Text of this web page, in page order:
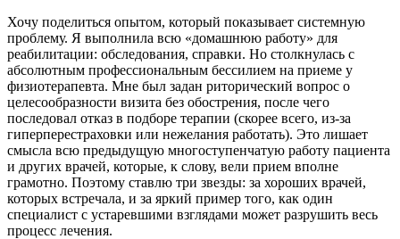
Хочу поделиться опытом, который показывает системную
проблему. Я выполнила всю «домашнюю работу» для
реабилитации: обследования, справки. Но столкнулась с
абсолютным профессиональным бессилием на приеме у
физиотерапевта. Мне был задан риторический вопрос о
целесообразности визита без обострения, после чего
последовал отказ в подборе терапии (скорее всего, из-за
гиперперестраховки или нежелания работать). Это лишает
смысла всю предыдущую многоступенчатую работу пациента
и других врачей, которые, к слову, вели прием вполне
грамотно. Поэтому ставлю три звезды: за хороших врачей,
которых встречала, и за яркий пример того, как один
специалист с устаревшими взглядами может разрушить весь
процесс лечения.